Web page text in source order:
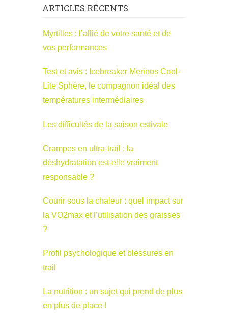
ARTICLES RÉCENTS
Myrtilles : l’allié de votre santé et de
vos performances
Test et avis : Icebreaker Merinos Cool-
Lite Sphère, le compagnon idéal des
températures intermédiaires
Les difficultés de la saison estivale
Crampes en ultra-trail : la
déshydratation est-elle vraiment
responsable ?
Courir sous la chaleur : quel impact sur
la VO2max et l’utilisation des graisses
?
Profil psychologique et blessures en
trail
La nutrition : un sujet qui prend de plus
en plus de place !